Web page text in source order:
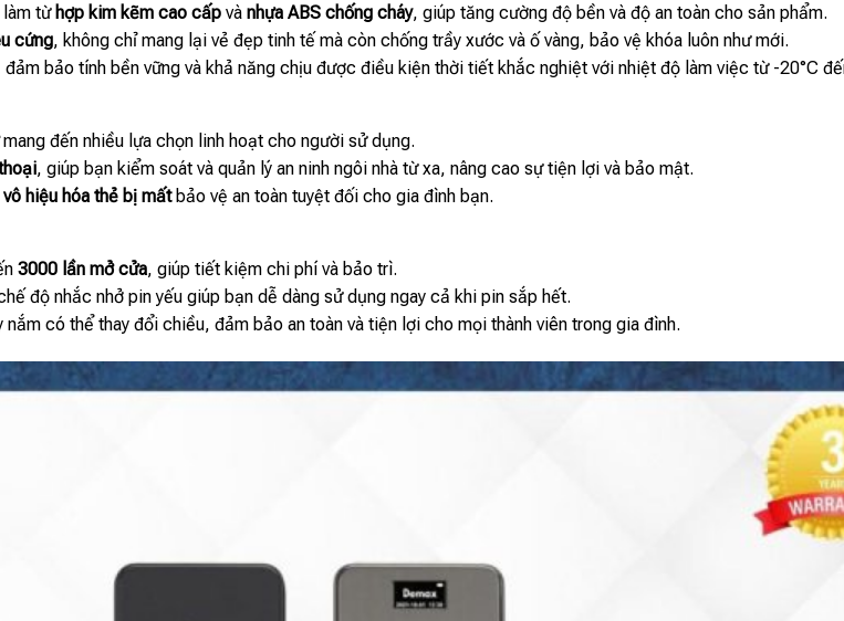
làm từ hợp kim kẽm cao cấpvà nhựa ABS chống cháy, giúp tăng cường độ bền và độ an toàn cho sản phẩm.
cứng, không chỉ mang lại vẻ đẹp tinh tế mà còn chống trầy xước và ố vàng, bảo vệ khóa luôn như mới.
đảm bảo tính bền vững và khả năng chịu được điều kiện thời tiết khắc nghiệt với nhiệt độ làm việc từ -20°C
đến nhiều lựa chọn linh hoạt cho người sử dụng.
, giúp bạn kiểm soát và quản lý an ninh ngôi nhà từ xa, nâng cao sự tiện lợi và bảo mật.
vô hiệu hóa thẻ bị mấtbảo vệ an toàn tuyệt đối cho gia đình bạn.
3000 lần mở cửa, giúp tiết kiệm chi phí và bảo trì.
độ nhắc nhở pin yếu giúp bạn dễ dàng sử dụng ngay cả khi pin sắp hết.
nắm có thể thay đổi chiều, đảm bảo an toàn và tiện lợi cho mọi thành viên trong gia đình.